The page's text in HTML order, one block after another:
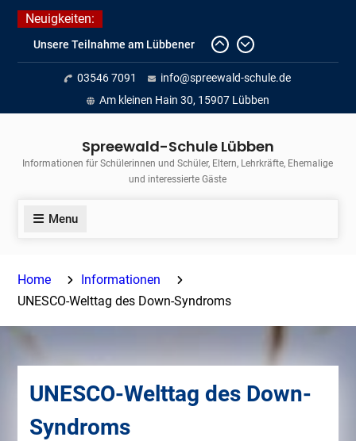
Skip
content
Neuigkeiten:
Unsere Teilnahme am Lübbener
Insellauf 2026
Fortführung des verkürzten
Unterrichts aufgrund der hohen
Temperaturen (22.06. bis
Journalismus hautnah
03546 7091
info@spreewald-schule.de
Am kleinen Hain 30, 15907 Lübben
Spreewald-Schule Lübben
Informationen für Schülerinnen und Schüler, Eltern, Lehrkräfte, Ehemalige
und interessierte Gäste
Menu
Home
Informationen
UNESCO-Welttag des Down-Syndroms
UNESCO-Welttag des Down-
Syndroms